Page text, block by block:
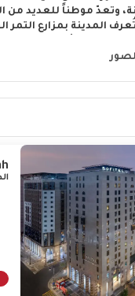
وتعدّ موطناً للعديد من
المدينة بمزارع
بالإبداع، وتنافس بذلك
في الأردن.